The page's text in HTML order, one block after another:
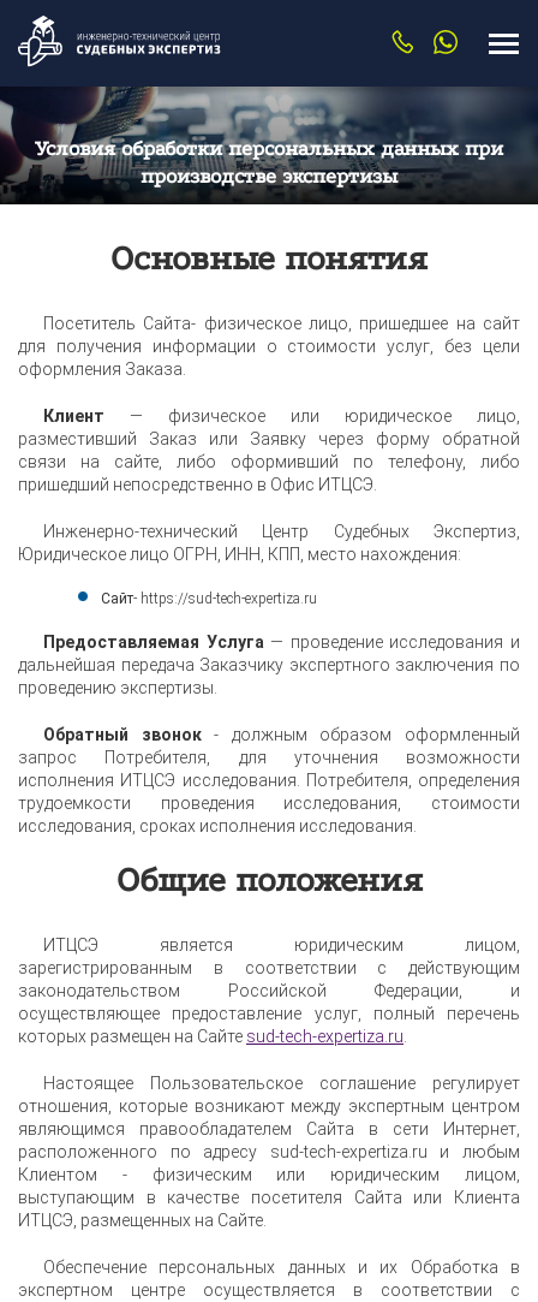
Условия обработки персональных данных при
производстве экспертизы
Основные понятия
Посетитель Сайта- физическое лицо, пришедшее на сайт
для получения информации о стоимости услуг, без цели
оформления Заказа.
Клиент — физическое или юридическое лицо,
разместивший Заказ или Заявку через форму обратной
связи на сайте, либо оформивший по телефону, либо
пришедший непосредственно в Офис ИТЦСЭ.
Инженерно-технический Центр Судебных Экспертиз,
Юридическое лицо ОГРН, ИНН, КПП, место нахождения:
Сайт- https://sud-tech-expertiza.ru
Предоставляемая Услуга — проведение исследования и
дальнейшая передача Заказчику экспертного заключения по
проведению экспертизы.
Обратный звонок- должным образом оформленный
запрос Потребителя, для уточнения возможности
исполнения ИТЦСЭ исследования. Потребителя, определения
трудоемкости проведения исследования, стоимости
исследования, сроках исполнения исследования.
Общие положения
ИТЦСЭ является юридическим лицом,
зарегистрированным в соответствии с действующим
законодательством Российской Федерации, и
осуществляющее предоставление услуг, полный перечень
которых размещен на Сайте sud-tech-expertiza.ru
Настоящее Пользовательское соглашение регулирует
отношения, которые возникают между экспертным центром
являющимся правообладателем Сайта в сети Интернет,
расположенного по адресу sud-tech-expertiza.ru и любым
Клиентом - физическим или юридическим лицом,
выступающим в качестве посетителя Сайта или Клиента
ИТЦСЭ, размещенных на Сайте.
Обеспечение персональных данных и их Обработка в
экспертном центре осуществляется в соответствии с